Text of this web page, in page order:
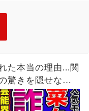
た本当の理由...関
驚きを隠せな
衝撃の現在...過去